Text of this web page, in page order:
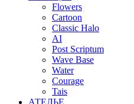
Flowers
Cartoon
Classic Halo
AI
Post Scriptum
Wave Base
Water
Courage
Tais
АТЕЛЬЕ